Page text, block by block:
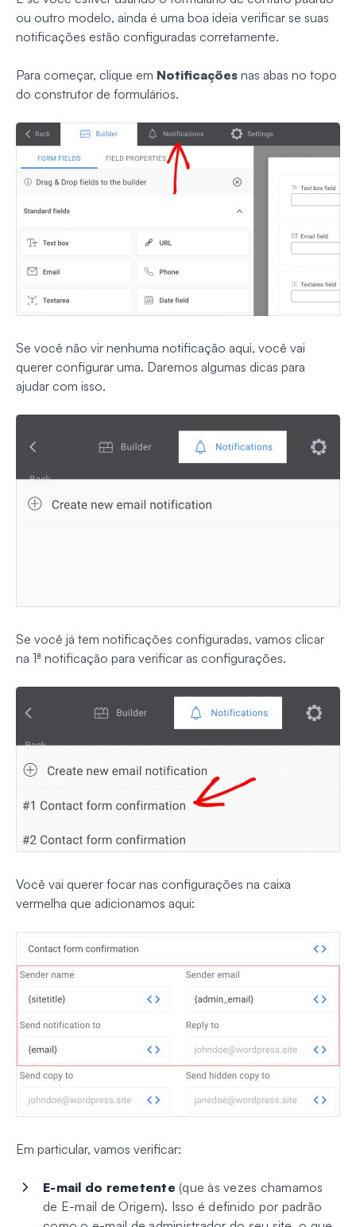
ou outro modelo, ainda é uma boa ideia verificar se suas
notificações estão configuradas corretamente.
Para começar, clique em Notificações nas abas no topo
do construtor de formulários.
Se você não vir nenhuma notificação aqui, você vai
querer configurar uma. Daremos algumas dicas para
ajudar com isso.
Se você já tem notificações configuradas, vamos clicar
na 1ª notificação para verificar as configurações.
Você vai querer focar nas configurações na caixa
vermelha que adicionamos aqui:
Em particular, vamos verificar:
E-mail do remetente (que às vezes chamamos
de E-mail de Origem). Isso é definido por padrão